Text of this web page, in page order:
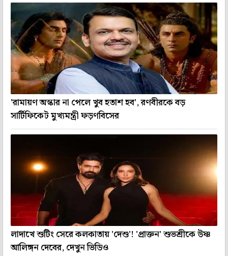
'রামায়ণ অস্কার না পেলে খুব হতাশ হব', রণবীরকে বড়
সার্টিফিকেট মুখ্যমন্ত্রী ফড়ণবিসের
লাদাখে শুটিং সেরে কলকাতায় 'দেশু'! 'প্রাক্তন' শুভশ্রীকে উষ্ণ
আলিঙ্গন দেবের, দেখুন ভিডিও